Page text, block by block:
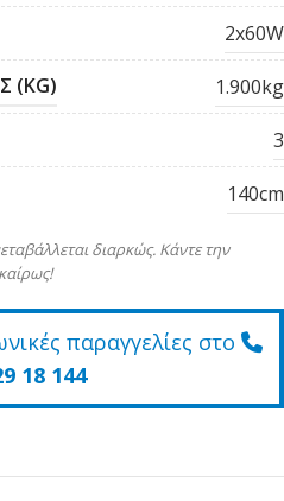
2x60W
(KG) 1.900kg
3
140cm
διαρκώς. Κάντε την
παραγγελίες στο
18 144